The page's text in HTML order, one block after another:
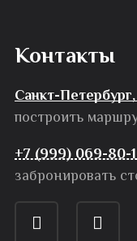
Контакты
Санкт-
построить
+7 (999) 069-80-
забронировать